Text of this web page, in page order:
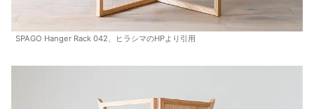
SPAGO Hanger Rack 042、ヒラシマのHPより引用